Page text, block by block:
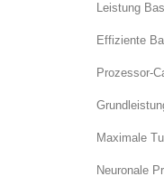
Leistung
Effiziente
Prozessor-
Maximale
Neuronale